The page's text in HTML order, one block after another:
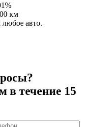
км
любое авто.
в течение 15